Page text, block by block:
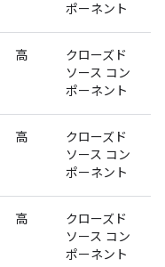
ポーネント
高
クローズド
ソース コン
ポーネント
高
クローズド
ソース コン
ポーネント
高
クローズド
ソース コン
ポーネント